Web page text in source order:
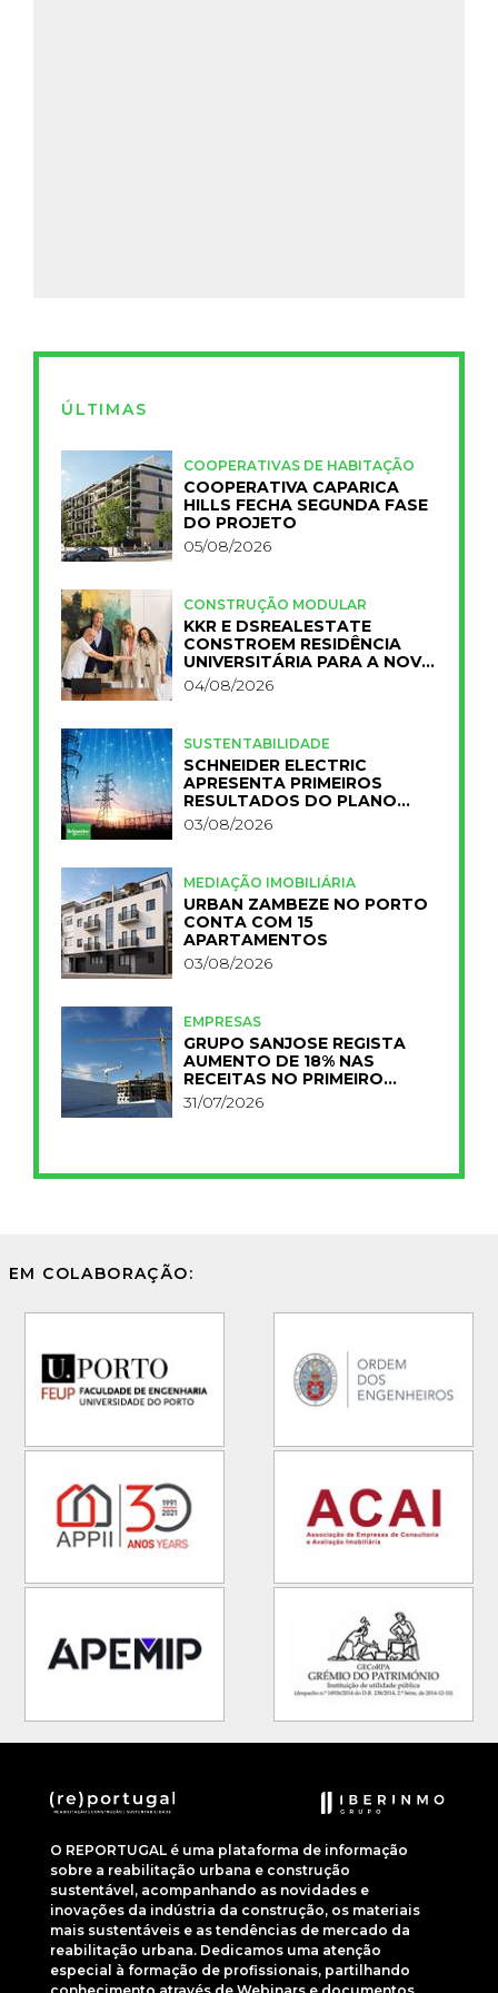
ÚLTIMAS
COOPERATIVAS DE HABITAÇÃO
COOPERATIVA CAPARICA
HILLS FECHA SEGUNDA FASE
DO PROJETO
05/08/2026
CONSTRUÇÃO MODULAR
KKR E DSREALESTATE
CONSTROEM RESIDÊNCIA
UNIVERSITÁRIA PARA A NOVA
FCT
04/08/2026
SUSTENTABILIDADE
SCHNEIDER ELECTRIC
APRESENTA PRIMEIROS
RESULTADOS DO PLANO
IMPACT 2030
03/08/2026
MEDIAÇÃO IMOBILIÁRIA
URBAN ZAMBEZE NO PORTO
CONTA COM 15
APARTAMENTOS
03/08/2026
EMPRESAS
GRUPO SANJOSE REGISTA
AUMENTO DE 18% NAS
RECEITAS NO PRIMEIRO
SEMESTRE
31/07/2026
EM COLABORAÇÃO:
O REPORTUGAL é uma plataforma de informação
sobre a reabilitação urbana e construção
sustentável, acompanhando as novidades e
inovações da indústria da construção, os materiais
mais sustentáveis e as tendências de mercado da
reabilitação urbana. Dedicamos uma atenção
especial à formação de profissionais, partilhando